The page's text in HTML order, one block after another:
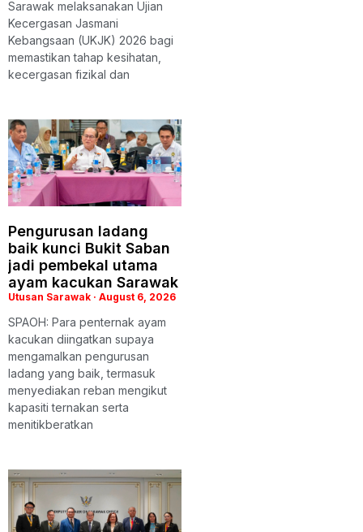
Sarawak melaksanakan Ujian
Kecergasan Jasmani
Kebangsaan (UKJK) 2026 bagi
memastikan tahap kesihatan,
kecergasan fizikal dan
Pengurusan ladang
baik kunci Bukit Saban
jadi pembekal utama
ayam kacukan Sarawak
Utusan Sarawak August 6, 2026
SPAOH: Para penternak ayam
kacukan diingatkan supaya
mengamalkan pengurusan
ladang yang baik, termasuk
menyediakan reban mengikut
kapasiti ternakan serta
menitikberatkan